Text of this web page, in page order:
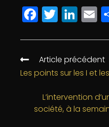
F
a
c
e
b
o
o
T
w
itt
e
r
Li
n
k
e
dI
n
E
l
Article précédent
Les points sur les I et
L’intervention
société, à la